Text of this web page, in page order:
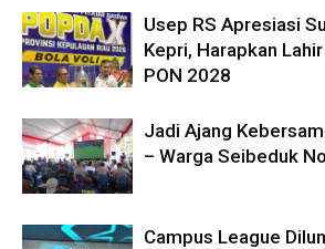
Usep RS Apresiasi
Kepri, Harapkan
PON 2028
Jadi Ajang
– Warga Seibeduk
Campus League